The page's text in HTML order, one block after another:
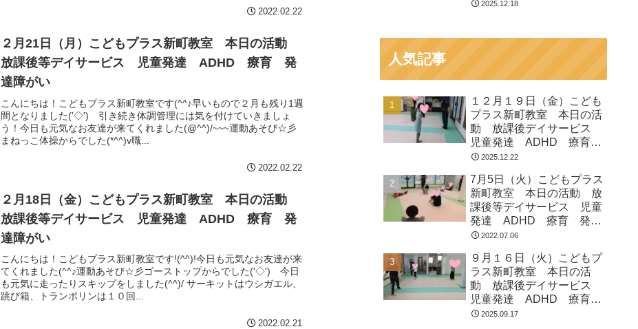
2022.02.22
２月21日（月）こどもプラス新町教室 本日の活動
放課後等デイサービス 児童発達 ADHD 療育 発
達障がい
こんにちは！こどもプラス新町教室です(^^♪早いもので２月も残り1週
間となりました('◇')ゞ引き続き体調管理には気を付けていきましょ
う！今日も元気なお友達が来てくれました(@^^)/~~~運動あそび☆彡
まねっこ体操からでした(*^^)v職...
2022.02.22
２月18日（金）こどもプラス新町教室 本日の活動
放課後等デイサービス 児童発達 ADHD 療育 発
達障がい
こんにちは！こどもプラス新町教室です!(^^)!今日も元気なお友達が来
てくれました(^^♪運動あそび☆彡ゴーストップからでした('◇')ゞ今日
も元気に走ったりスキップをしました(^^)/ サーキットはウシガエル、
跳び箱、トランポリンは１０回...
2022.02.21
2025.12.18
人気記事
１２月１９日（金）こども
プラス新町教室 本日の活
動 放課後デイサービス
児童発達 ADHD 療育
発達障がい
2025.12.22
7月5日（火）こどもプラス
新町教室 本日の活動 放
課後等デイサービス 児童
発達 ADHD 療育 発達
障がい
2022.07.06
９月１６日（火）こどもプ
ラス新町教室 本日の活
動 放課後デイサービス
児童発達 ADHD 療育
発達障がい
2025.09.17